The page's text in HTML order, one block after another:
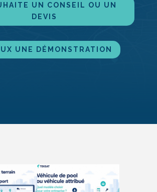
UN CONSEIL OU UN
DEVIS
UNE DÉMONS­TRATION